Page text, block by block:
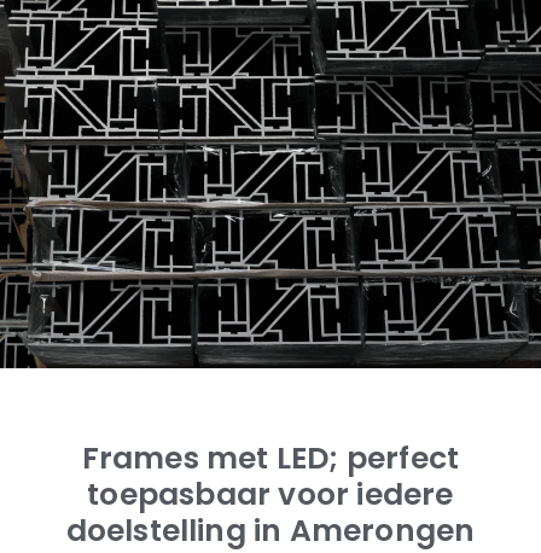
Frames met LED; perfect
toepasbaar voor iedere
doelstelling in Amerongen